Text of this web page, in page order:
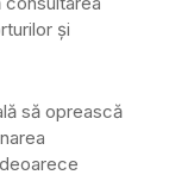
și
să oprească